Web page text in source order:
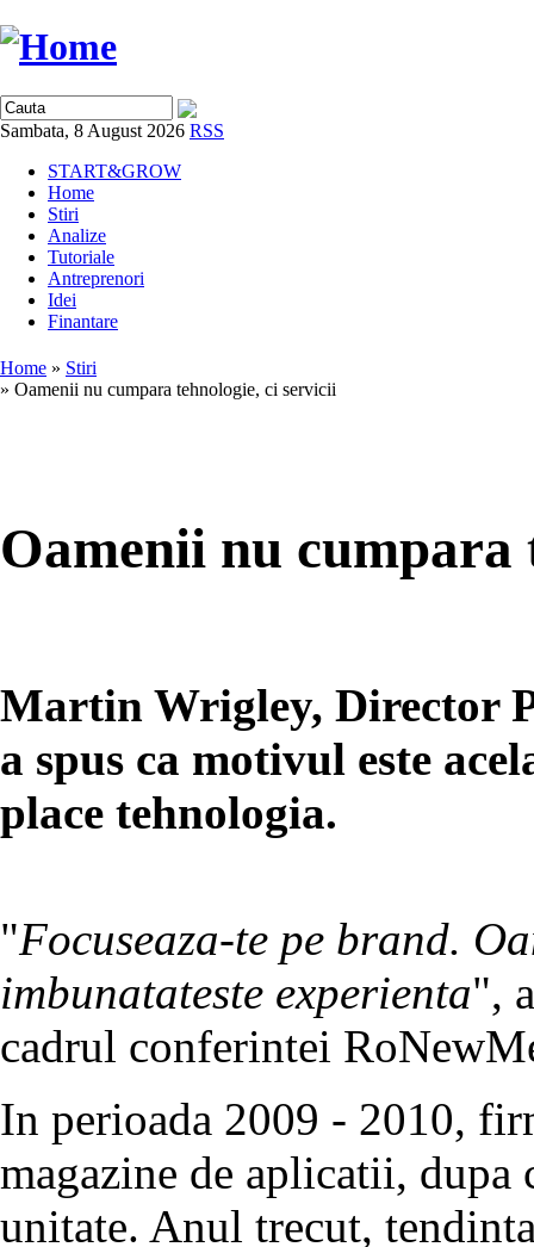
Sambata, 8 August 2026 RSS
START&GROW
Home
Stiri
Analize
Tutoriale
Antreprenori
Idei
Finantare
Home » Stiri
» Oamenii nu cumpara tehnologie, ci servicii
Oamenii nu cumpara
Martin Wrigley, Director
a spus ca motivul este
place tehnologia.
"Focuseaza-te pe brand.
imbunatateste experienta",
cadrul conferintei
In perioada 2009 - 2010,
magazine de aplicatii, dupa
unitate. Anul trecut,